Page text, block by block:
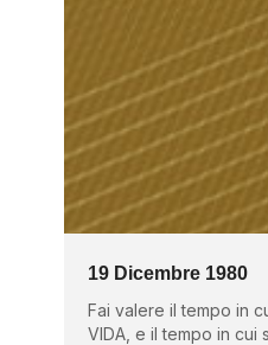
19 Dicembre 1980
Fai valere il tempo in
VIDA, e il tempo in cui